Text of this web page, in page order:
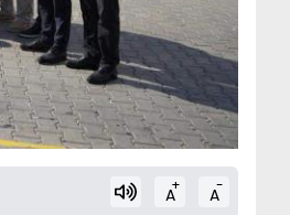
A+ A-